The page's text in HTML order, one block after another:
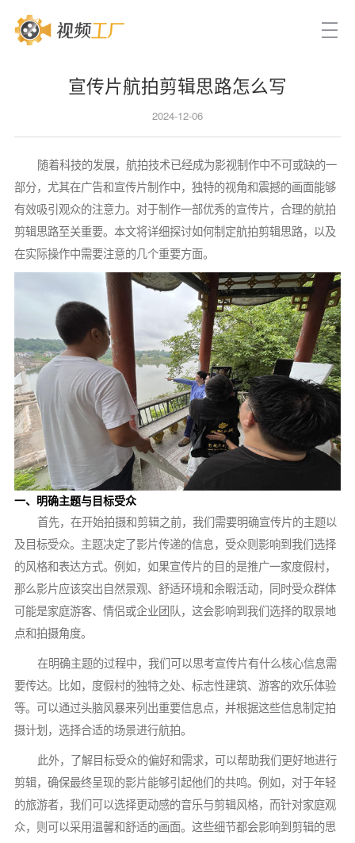
宣传片航拍剪辑思路怎么写
2024-12-06
随着科技的发展，航拍技术已经成为影视制作中不可或缺的一
部分，尤其在广告和宣传片制作中，独特的视角和震撼的画面能够
有效吸引观众的注意力。对于制作一部优秀的宣传片，合理的航拍
剪辑思路至关重要。本文将详细探讨如何制定航拍剪辑思路，以及
在实际操作中需要注意的几个重要方面。
一、明确主题与目标受众
首先，在开始拍摄和剪辑之前，我们需要明确宣传片的主题以
及目标受众。主题决定了影片传递的信息，受众则影响到我们选择
的风格和表达方式。例如，如果宣传片的目的是推广一家度假村，
那么影片应该突出自然景观、舒适环境和余暇活动，同时受众群体
可能是家庭游客、情侣或企业团队，这会影响到我们选择的取景地
点和拍摄角度。
在明确主题的过程中，我们可以思考宣传片有什么核心信息需
要传达。比如，度假村的独特之处、标志性建筑、游客的欢乐体验
等。可以通过头脑风暴来列出重要信息点，并根据这些信息制定拍
摄计划，选择合适的场景进行航拍。
此外，了解目标受众的偏好和需求，可以帮助我们更好地进行
剪辑，确保最终呈现的影片能够引起他们的共鸣。例如，对于年轻
的旅游者，我们可以选择更动感的音乐与剪辑风格，而针对家庭观
众，则可以采用温馨和舒适的画面。这些细节都会影响到剪辑的思